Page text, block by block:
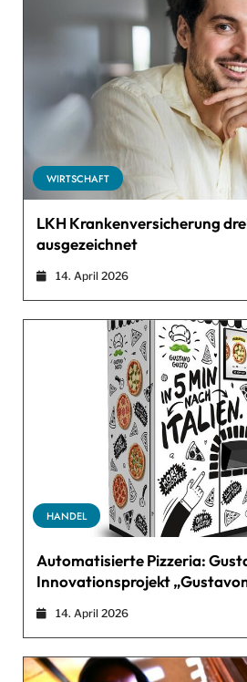
WIRTSCHAFT
LKH Krankenversicherung
ausgezeichnet
14. April 2026
HANDEL
Automatisierte Pizzeria:
Innovationsprojekt
14. April 2026